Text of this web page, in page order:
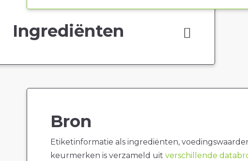
Ingrediënten
Bron
Etiketinformatie als ingrediënten,
keurmerken is verzameld uit verschillende